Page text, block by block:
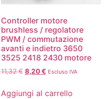
Controller motore
brushless / regolatore
PWM / commutazione
avanti e indietro 3650
3525 2418 2430 motore
11,32€ 8,20€ Escluso IVA
Aggiungi al carrello